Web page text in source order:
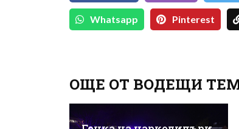
Whatsapp Pinterest
ОЩЕ ОТ ВОДЕЩИ